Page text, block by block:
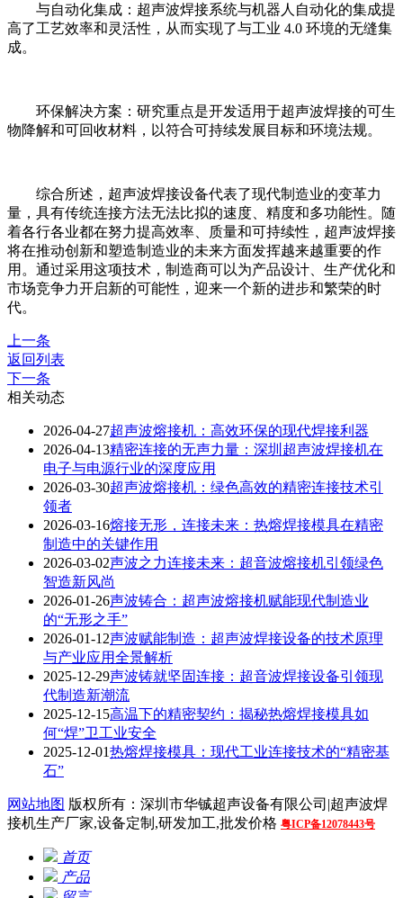
与自动化集成：超声波焊接系统与机器人自动化的集成提
高了工艺效率和灵活性，从而实现了与工业 4.0 环境的无缝集
成。
环保解决方案：研究重点是开发适用于超声波焊接的可生
物降解和可回收材料，以符合可持续发展目标和环境法规。
综合所述，超声波焊接设备代表了现代制造业的变革力
量，具有传统连接方法无法比拟的速度、精度和多功能性。随
着各行各业都在努力提高效率、质量和可持续性，超声波焊接
将在推动创新和塑造制造业的未来方面发挥越来越重要的作
用。通过采用这项技术，制造商可以为产品设计、生产优化和
市场竞争力开启新的可能性，迎来一个新的进步和繁荣的时
代。
上一条
返回列表
下一条
相关动态
2026-04-27超声波熔接机：高效环保的现代焊接利器
2026-04-13精密连接的无声力量：深圳超声波焊接机在
电子与电源行业的深度应用
2026-03-30超声波熔接机：绿色高效的精密连接技术引
领者
2026-03-16熔接无形，连接未来：热熔焊接模具在精密
制造中的关键作用
2026-03-02声波之力连接未来：超音波熔接机引领绿色
智造新风尚
2026-01-26声波铸合：超声波熔接机赋能现代制造业
的“无形之手”
2026-01-12声波赋能制造：超声波焊接设备的技术原理
与产业应用全景解析
2025-12-29声波铸就坚固连接：超音波焊接设备引领现
代制造新潮流
2025-12-15高温下的精密契约：揭秘热熔焊接模具如
何“焊”卫工业安全
2025-12-01热熔焊接模具：现代工业连接技术的“精密基
石”
网站地图 版权所有：深圳市华铖超声设备有限公司|超声波焊
接机生产厂家,设备定制,研发加工,批发价格 粤ICP备12078443号
首页
产品